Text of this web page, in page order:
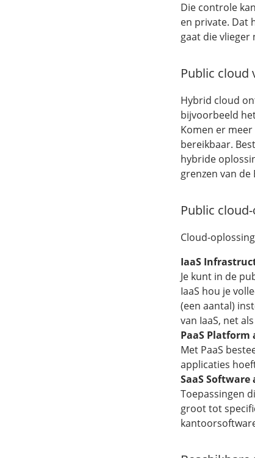
Die controle
en private. Dat
gaat die vlieger
Public cloud
Hybrid cloud
bijvoorbeeld
Komen er
bereikbaar.
hybride
grenzen van de
Public
Cloud-
IaaS
Je kunt in de
IaaS hou je
(een aantal)
van IaaS, net als
PaaS Platform
Met PaaS
applicaties
SaaS Software
Toepassingen
groot tot